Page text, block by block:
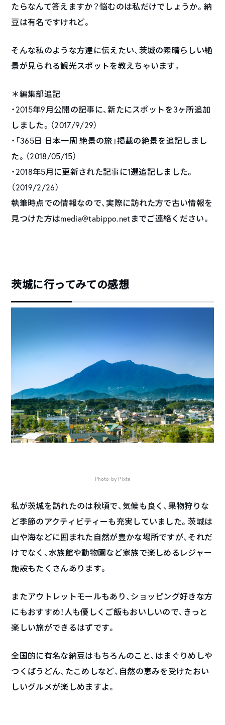
たらなんて答えますか？悩むのは私だけでしょうか。納
豆は有名ですけれど。
そんな私のような方達に伝えたい、茨城の素晴らしい絶
景が見られる観光スポットを教えちゃいます。
＊編集部追記
・2015年9月公開の記事に、新たにスポットを3ヶ所追加
しました。（2017/9/29）
・「365日 日本一周 絶景の旅」掲載の絶景を追記しまし
た。（2018/05/15）
・2018年5月に更新された記事に1選追記しました。
（2019/2/26）
執筆時点での情報なので、実際に訪れた方で古い情報を
見つけた方はmedia@tabippo.netまでご連絡ください。
茨城に行ってみての感想
Photo by Pixta
私が茨城を訪れたのは秋頃で、気候も良く、果物狩りな
ど季節のアクティビティーも充実していました。茨城は
山や海などに囲まれた自然が豊かな場所ですが、それだ
けでなく、水族館や動物園など家族で楽しめるレジャー
施設もたくさんあります。
またアウトレットモールもあり、ショッピング好きな方
にもおすすめ！人も優しくご飯もおいしいので、きっと
楽しい旅ができるはずです。
全国的に有名な納豆はもちろんのこと、はまぐりめしや
つくばうどん、たこめしなど、自然の恵みを受けたおい
しいグルメが楽しめますよ。